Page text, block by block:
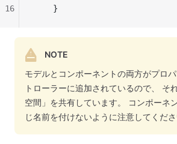
    }
16
NOTE
モデルとコンポーネントの両方がプロ
トローラーに追加されているので、 そ
空間」を共有しています。 コンポーネ
じ名前を付けないように注意してくださ